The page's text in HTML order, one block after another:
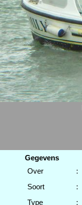
Gegevens
Over
:
Soort
:
Type
: